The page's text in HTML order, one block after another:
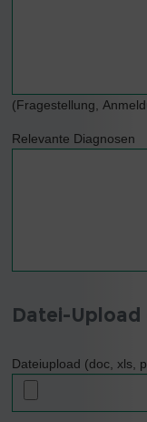
(Fragestellung,
Relevante Diagnosen
Datei-Upload
Dateiupload (doc, xls,